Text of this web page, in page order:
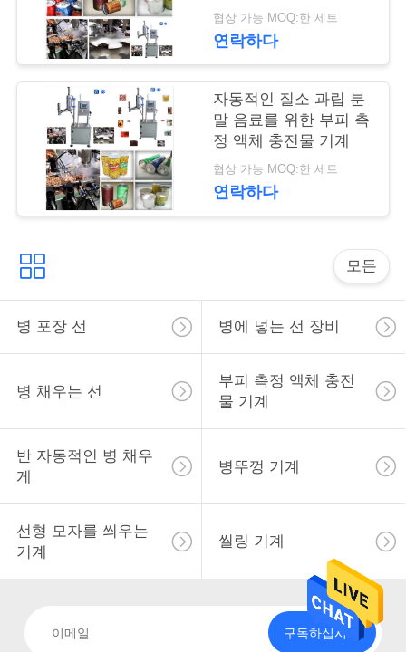
와
뉴
스
인
용
을
요
청
하
십
용량은 할 수 있습니다
협상 가능 MOQ:한 세트
연락하다
자동적인 질소 과립 분
말 음료를 위한 부피 측
정 액체 충전물 기계
협상 가능 MOQ:한 세트
연락하다
모든
병 포장 선 병에 넣는 선 장비
병 채우는 선
부피 측정 액체 충전
물 기계
반 자동적인 병 채우
게
병뚜껑 기계
선형 모자를 씌우는
기계
씰링 기계
구독하십시오